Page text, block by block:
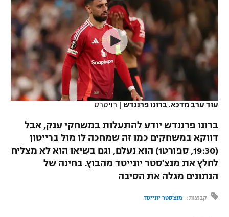
VOD
רץ ברשת
תוצאות
לוח שידורים
ברחבה
נבחרת ישראל
מכבי חיפה
בית"ר ירושלים
מכבי תל אביב
הפועל חיפה
הפועל באר שבע
ליגה ספרדית
ליגה איטלקית
ליגה צרפתית
ליגה הולנדית
ליגה טורקית
ליגה ברזילאית
ליגות נוספות
כדורסל נשים
מכבי תל אביב
הפועל חולון
הפועל ירושלים
דני אבדיה
יורוליג
יורוקאפ
טניס
כדוריד
שחייה
ג'ודו
אגרוף
ספורט אולימפי
UFC
עוד ערב מדכא. ברונו פרננדש | רויטרס
ברונו פרננדש יודע להתעלות במשחקי ענק, אבל
דווקא במשחקים כמו זה שמחכה לו מול ברייטון
(19:30, ספורט1) הוא נעלם, וגם בשיאו הוא לא מצליח
לחלץ את מנצ'סטר יונייטד מהבוץ. בחינה של
הנתונים מגלה את הסיבה
קבוצות: מנצ'סטר יונייטד